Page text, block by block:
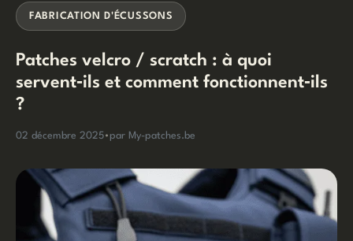
FABRICATION D'ÉCUSSONS
Patches velcro / scratch : à quoi
servent‑ils et comment fonctionnent‑ils
?
02 décembre 2025• par My-patches.be